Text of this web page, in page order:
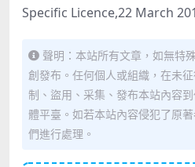
Specific Licence,22 March
聲明：本站所有文章，如無特
創發布。任何個人或組織，在未
制、盜用、采集、發布本站內容
體平臺。如若本站內容侵犯了原
們進行處理。